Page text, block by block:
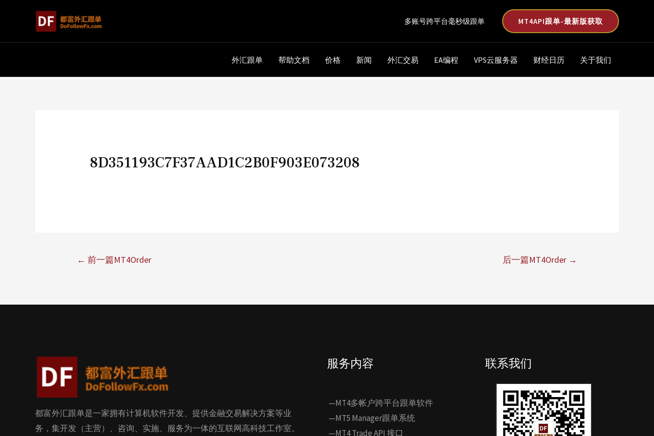
多账号跨平台毫秒级跟单 MT4API跟单-最新版获取
外汇跟单 帮助文档 价格 新闻 外汇交易 EA编程 VPS云服务器 财经日历 关于我们
8D351193C7F37AAD1C2B0F903E073208
← 前一篇MT4Order 后一篇MT4Order →
都富外汇跟单是一家拥有计算机软件开发、提供金融交易解决方案等业
务，集开发（主营）、咨询、实施、服务为一体的互联网高科技工作室。
服务内容
—MT4多帐户跨平台跟单软件
—MT5 Manager跟单系统
—MT4 Trade API 接口
联系我们